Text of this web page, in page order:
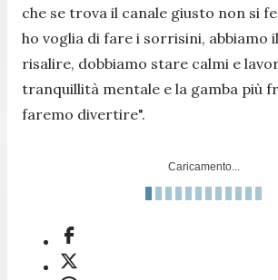
che se trova il canale giusto non si
ho voglia di fare i sorrisini, abbiamo
risalire, dobbiamo stare calmi e
tranquillità mentale e la gamba più
faremo divertire".
Caricamento...